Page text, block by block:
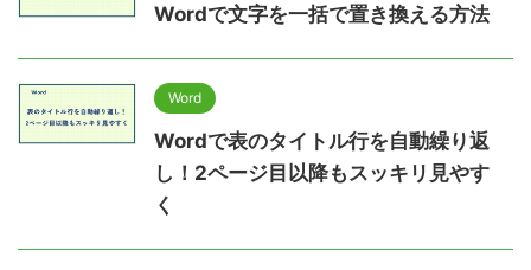
Wordで文字を一括で置き換える方法
Word
Wordで表のタイトル行を自動繰り返
し！2ページ目以降もスッキリ見やす
く